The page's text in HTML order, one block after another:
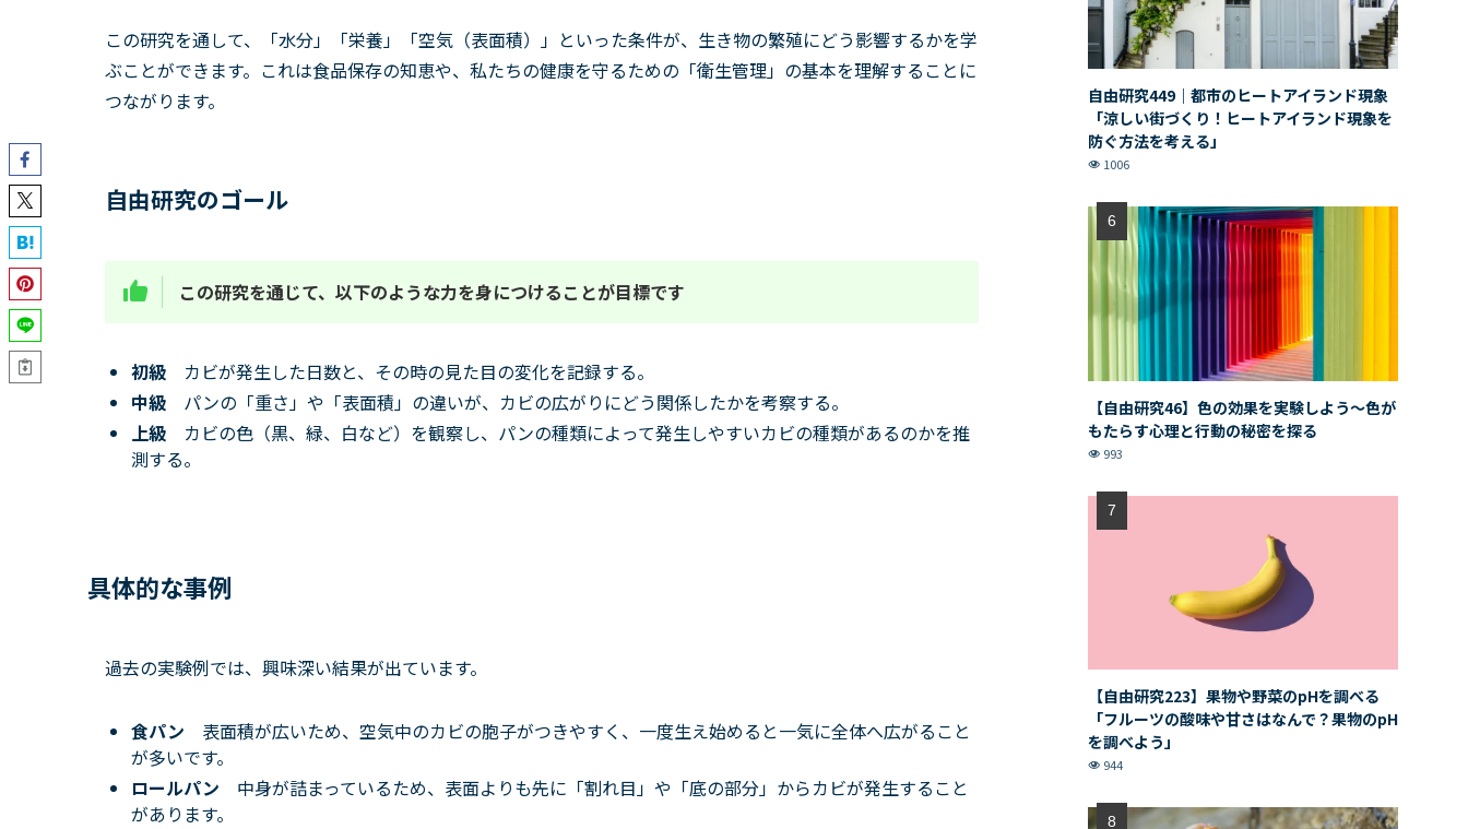
この研究を通して、「水分」「栄養」「空気（表面積）」といった条件が、生き物の繁殖にどう影響するかを学
ぶことができます。これは食品保存の知恵や、私たちの健康を守るための「衛生管理」の基本を理解することに
つながります。
自由研究のゴール
この研究を通じて、以下のような力を身につけることが目標です
初級 カビが発生した日数と、その時の見た目の変化を記録する。
中級 パンの「重さ」や「表面積」の違いが、カビの広がりにどう関係したかを考察する。
上級 カビの色（黒、緑、白など）を観察し、パンの種類によって発生しやすいカビの種類があるのかを推
測する。
具体的な事例
過去の実験例では、興味深い結果が出ています。
食パン 表面積が広いため、空気中のカビの胞子がつきやすく、一度生え始めると一気に全体へ広がること
が多いです。
ロールパン 中身が詰まっているため、表面よりも先に「割れ目」や「底の部分」からカビが発生すること
があります。
自由研究449｜都市のヒートアイランド現象
「涼しい街づくり！ヒートアイランド現象を
防ぐ方法を考える」
1006
【自由研究46】色の効果を実験しよう〜色が
もたらす心理と行動の秘密を探る
993
【自由研究223】果物や野菜のpHを調べる
「フルーツの酸味や甘さはなんで？果物のpH
を調べよう」
944